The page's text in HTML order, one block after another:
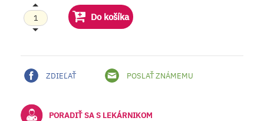
Do košíka
ZDIEĽAŤ POSLAŤ ZNÁMEMU
PORADIŤ SA S LEKÁRNIKOM